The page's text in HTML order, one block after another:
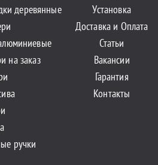
деревянные
на заказ
ручки
Установка
Доставка и Оплата
Статьи
Вакансии
Гарантия
Контакты